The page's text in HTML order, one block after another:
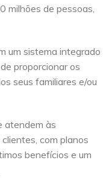
milhões de pessoas,
um sistema integrado
proporcionar os
seus familiares e/ou
atendem às
com planos
benefícios e um